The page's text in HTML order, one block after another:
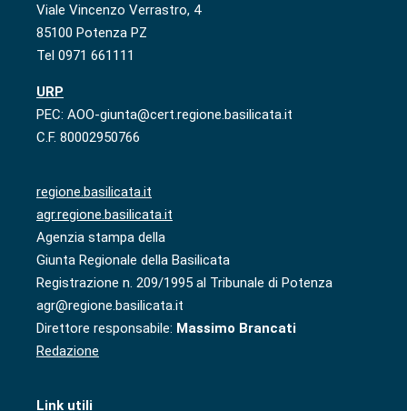
Viale Vincenzo Verrastro, 4
85100 Potenza PZ
Tel 0971 661111
URP
PEC: AOO-giunta@cert.regione.basilicata.it
C.F. 80002950766
regione.basilicata.it
agr.regione.basilicata.it
Agenzia stampa della
Giunta Regionale della Basilicata
Registrazione n. 209/1995 al Tribunale di Potenza
agr@regione.basilicata.it
Direttore responsabile: Massimo Brancati
Redazione
Link utili